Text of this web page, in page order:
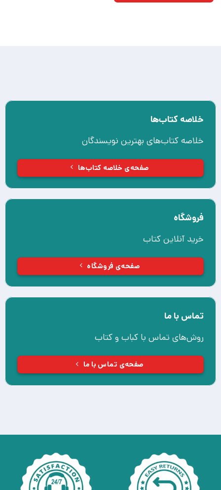
خلاصه کتاب‌ها
خلاصه کتاب‌های بهترین نویسندگان
صفحه‌ی خلاصه کتاب‌ها
فروشگاه
خرید آنلاین کتاب‌
صفحه‌ی فروشگاه
تماس با ما
روش‌های تماس با کباب و کتاب
صفحه‌ی تماس با ما